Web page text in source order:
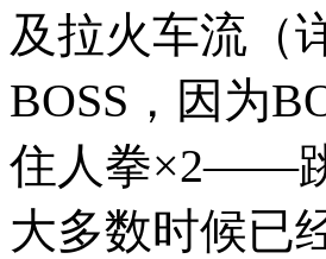
及拉火车流（
BOSS，因为
住人拳×2——
大多数时候已